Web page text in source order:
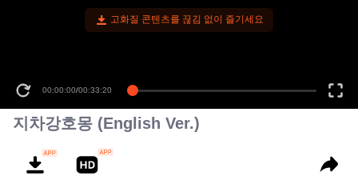
고화질 콘텐츠를 끊김 없이 즐기세요
00:00:00/00:33:20
지차강호몽 (English Ver.)